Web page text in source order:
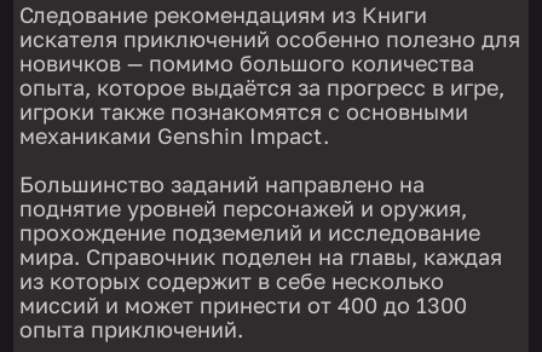
Следование рекомендациям из Книги
искателя приключений особенно полезно для
новичков — помимо большого количества
опыта, которое выдаётся за прогресс в игре,
игроки также познакомятся с основными
механиками Genshin Impact.
Большинство заданий направлено на
поднятие уровней персонажей и оружия,
прохождение подземелий и исследование
мира. Справочник поделен на главы, каждая
из которых содержит в себе несколько
миссий и может принести от 400 до 1300
опыта приключений.